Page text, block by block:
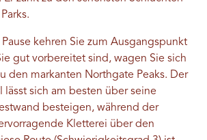
kehren Sie zum Ausgangspunkt
gut vorbereitet sind, wagen Sie sich
den markanten Northgate Peaks. Der
lässt sich am besten über seine
besteigen, während der
Kletterei über den